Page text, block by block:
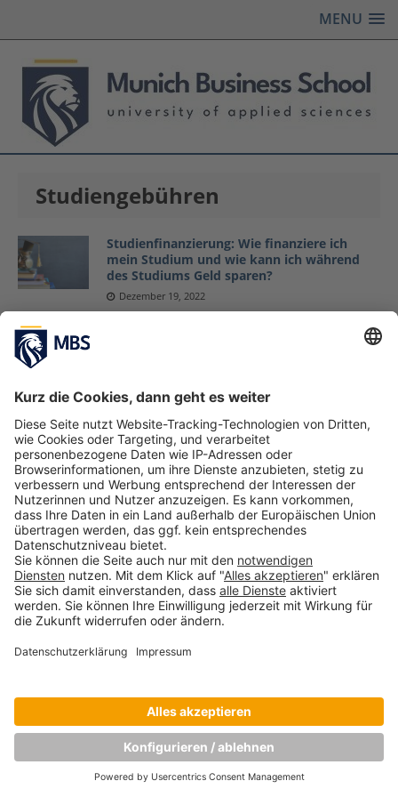
MENU
Studiengebühren
Studienfinanzierung: Wie finanziere ich
mein Studium und wie kann ich während
des Studiums Geld sparen?
Dezember 19, 2022
Copyright © Munich Business School